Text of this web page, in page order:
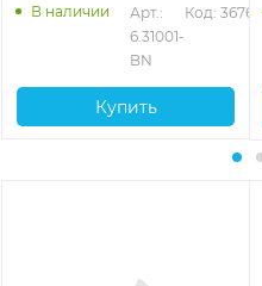
В наличии
Арт.:
6.31001-
BN
Код: 36762
Купить